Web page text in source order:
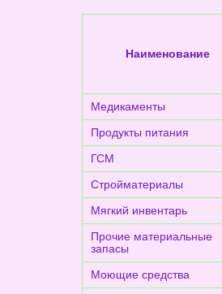
Наименование
Медикаменты
Продукты питания
ГСМ
Стройматериалы
Мягкий инвентарь
Прочие материальные
запасы
Моющие средства